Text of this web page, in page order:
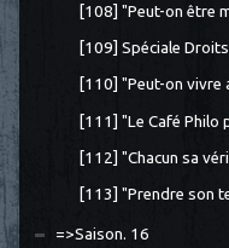
[108] "Peut-on être
[109] Spéciale
[110] "Peut-on vivre
[111] "Le Café Philo
[112] "Chacun sa
[113] "Prendre son
=>Saison. 16